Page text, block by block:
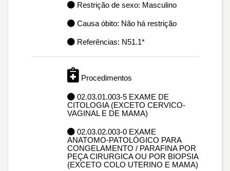
Restrição de sexo: Masculino
Causa óbito: Não há restrição
Referências: N51.1*
Procedimentos
02.03.01.003-5 EXAME DE
CITOLOGIA (EXCETO CERVICO-
VAGINAL E DE MAMA)
02.03.02.003-0 EXAME
ANATOMO-PATOLÓGICO PARA
CONGELAMENTO / PARAFINA POR
PEÇA CIRURGICA OU POR BIOPSIA
(EXCETO COLO UTERINO E MAMA)